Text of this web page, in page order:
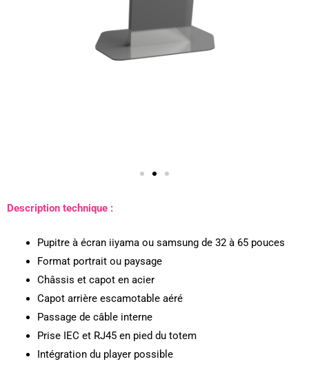
Description technique :
Pupitre à écran iiyama ou samsung de 32 à 65 pouces
Format portrait ou paysage
Châssis et capot en acier
Capot arrière escamotable aéré
Passage de câble interne
Prise IEC et RJ45 en pied du totem
Intégration du player possible